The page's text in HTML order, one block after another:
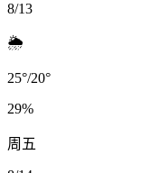
8/13
🌦️
25°/20°
29%
周五